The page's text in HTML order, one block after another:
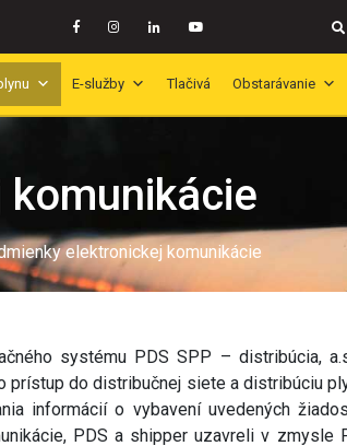
E-služby Tlačivá Obstarávanie
elektronickej komunikácie
systému PDS SPP – distribúcia,
prístup do distribučnej siete a distribúciu
informácií o vybavení uvedených
PDS a shipper uzavreli v zmysle